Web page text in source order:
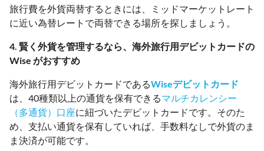
旅行費を外貨両替するときには、ミッドマーケットレート
に近い為替レートで両替できる場所を探しましょう。
4. 賢く外貨を管理するなら、海外旅行用デビットカードの
Wise がおすすめ
海外旅行用デビットカードであるWiseデビットカード
は、40種類以上の通貨を保有できるマルチカレンシー
（多通貨）口座に紐づいたデビットカードです。そのた
め、支払い通貨を保有していれば、手数料なしで外貨のま
ま決済が可能です。